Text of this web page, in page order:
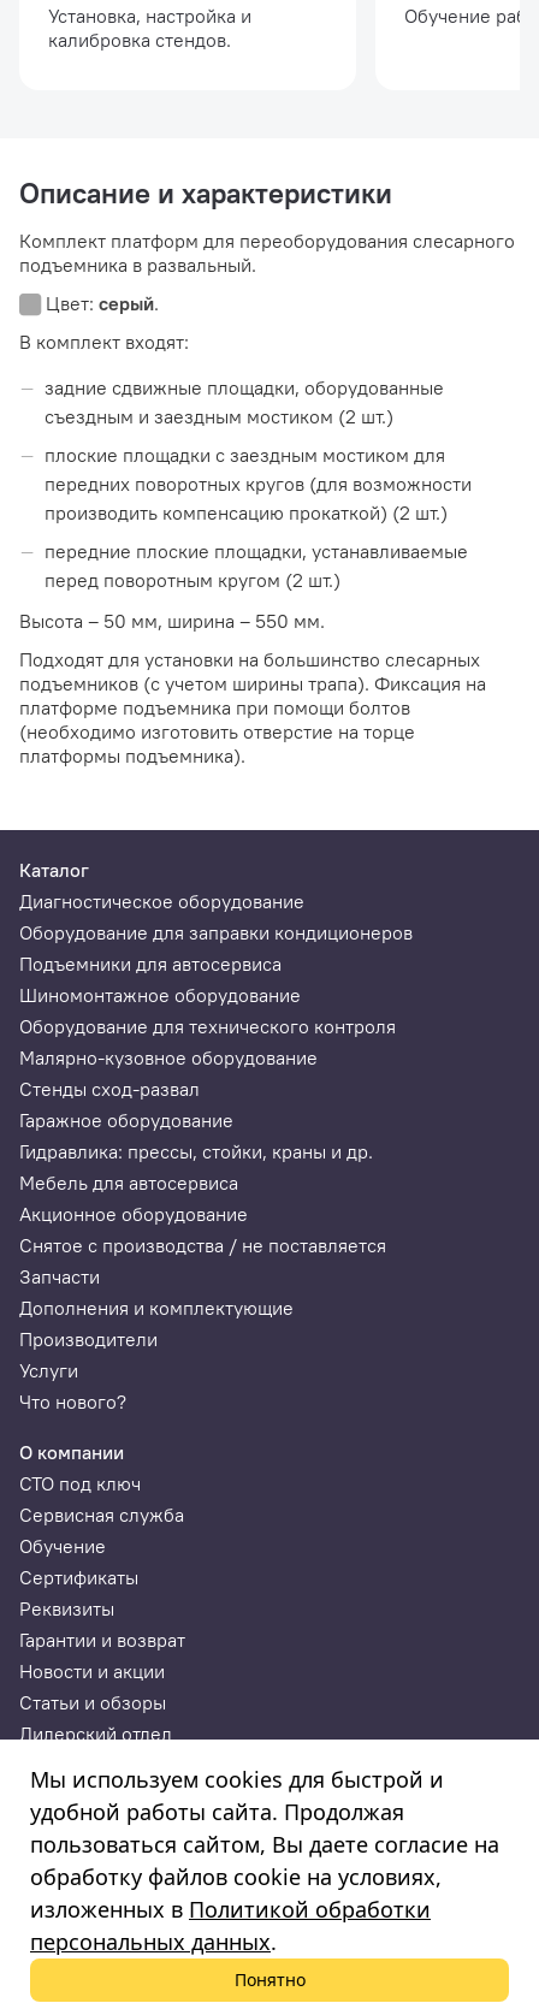
Установка, настройка и
калибровка стендов.
Обучение
Описание и характеристики
Комплект платформ для переоборудования слесарного
подъемника в развальный.
Цвет: серый.
В комплект входят:
задние сдвижные площадки, оборудованные
съездным и заездным мостиком (2 шт.)
плоские площадки с заездным мостиком для
передних поворотных кругов (для возможности
производить компенсацию прокаткой) (2 шт.)
передние плоские площадки, устанавливаемые
перед поворотным кругом (2 шт.)
Высота – 50 мм, ширина – 550 мм.
Подходят для установки на большинство слесарных
подъемников (с учетом ширины трапа). Фиксация на
платформе подъемника при помощи болтов
(необходимо изготовить отверстие на торце
платформы подъемника).
Каталог
Диагностическое оборудование
Оборудование для заправки кондиционеров
Подъемники для автосервиса
Шиномонтажное оборудование
Оборудование для технического контроля
Малярно-кузовное оборудование
Стенды сход-развал
Гаражное оборудование
Гидравлика: прессы, стойки, краны и др.
Мебель для автосервиса
Акционное оборудование
Снятое с производства / не поставляется
Запчасти
Дополнения и комплектующие
Производители
Услуги
Что нового?
О компании
СТО под ключ
Сервисная служба
Обучение
Сертификаты
Реквизиты
Гарантии и возврат
Новости и акции
Статьи и обзоры
Дилерский отдел
© 2003—2025
«Автосервисторг»
ИП Годунова Лариса Леонидовна
ИНН 532108772827, ОГРНИП 308532130300022, ОКПО
308532130300022
Политика обработки персональных данных
Мы используем cookies для быстрой и
удобной работы сайта. Продолжая
пользоваться сайтом, Вы даете согласие на
обработку файлов cookie на условиях,
изложенных в Политикой обработки
персональных данных.
Понятно